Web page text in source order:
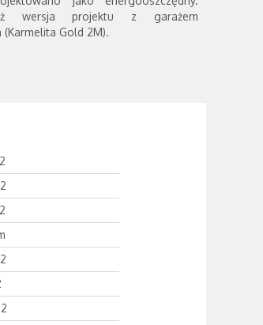
wersja projektu z garażem
Gold 2M).